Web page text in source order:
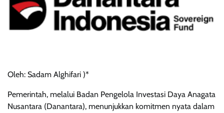
Oleh: Sadam Alghifari )*
Pemerintah, melalui Badan Pengelola Investasi Daya Anagata
Nusantara (Danantara), menunjukkan komitmen nyata dalam